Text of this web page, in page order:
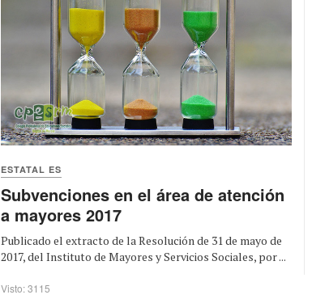
ESTATAL ES
Subvenciones en el área de atención
a mayores 2017
Publicado el extracto de la Resolución de 31 de mayo de
2017, del Instituto de Mayores y Servicios Sociales, por ...
Visto: 3115